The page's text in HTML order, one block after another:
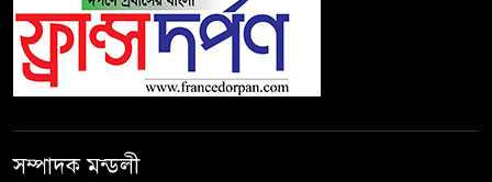
সম্পাদক মন্ডলী